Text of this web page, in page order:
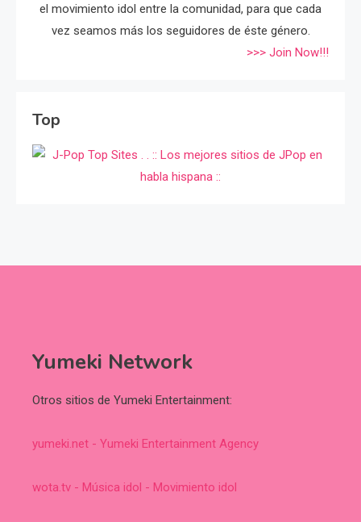
el movimiento idol entre la comunidad, para que cada
vez seamos más los seguidores de éste género.
>>> Join Now!!!
Top
Yumeki Network
Otros sitios de Yumeki Entertainment:
yumeki.net - Yumeki Entertainment Agency
wota.tv - Música idol - Movimiento idol